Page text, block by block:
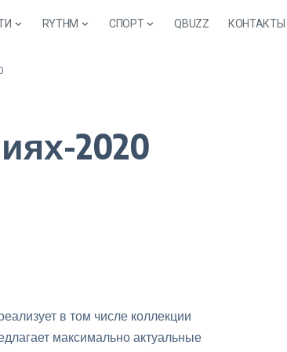
RYTHM СПОРТ QBUZZ КОНТАКТЫ
2020
в том числе коллекции
максимально актуальные